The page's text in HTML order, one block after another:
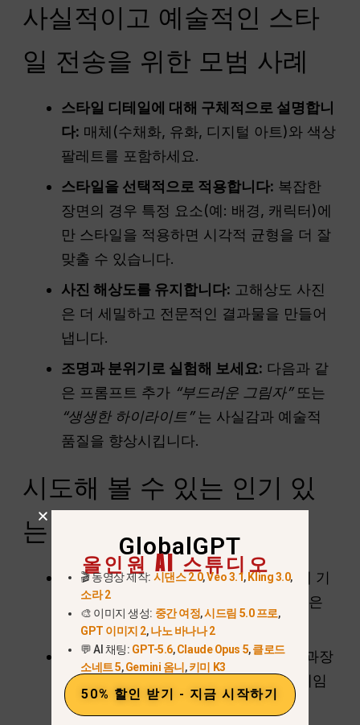
사실적이고 예술적인 스타
일 전송을 위한 모범 사례
스타일 디테일에 대해 구체적으로 설명합니
다: 매체(수채화, 유화, 디지털 아트)와 색상
팔레트를 포함하세요.
스타일을 선택적으로 적용합니다: 복잡한
장면의 경우 특정 요소(예: 배경, 캐릭터)에
만 스타일을 적용하면 시각적 균형을 더 잘
맞출 수 있습니다.
사진 해상도를 유지합니다: 고해상도 사진
은 더 세밀하고 전문적인 결과물을 만들어
냅니다.
조명과 분위기로 실험해 보세요: 다음과 같
은 프롬프트 추가 “부드러운 그림자”또는
“생생한 하이라이트”는 사실감과 예술적
품질을 향상시킵니다.
시도해 볼 수 있는 인기 있
는 예술적 스타일
스튜디오 지브리:부드러운 파스텔 톤에 기
발한 조명과 애니메이션에서 영감을 받은
디테일이 돋보입니다.
GTA5 / 비디오 게임 스타일:대담하고 과장
된 색상과 시네마틱 텍스처로 비디오 게임
효과를 구현합니다.
GlobalGPT
올인원 AI 스튜디오
🎬 동영상 제작: 시댄스 2.0,Veo 3.1, Kling 3.0,
소라 2
🎨 이미지 생성: 중간 여정,시드림 5.0 프로,
GPT 이미지 2,나노 바나나 2
💬 AI 채팅: GPT-5.6,Claude Opus 5,클로드
소네트 5,Gemini 옴니 ,키미 K3
50% 할인 받기 - 지금 시작하기